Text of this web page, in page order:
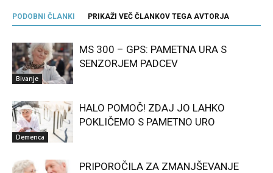
PODOBNI ČLANKI PRIKAŽI VEČ ČLANKOV TEGA AVTORJA
Bivanje
MS 300 – GPS: PAMETNA URA S
SENZORJEM PADCEV
Demenca
HALO POMOČ! ZDAJ JO LAHKO
POKLIČEMO S PAMETNO URO
PRIPOROČILA ZA ZMANJŠEVANJE